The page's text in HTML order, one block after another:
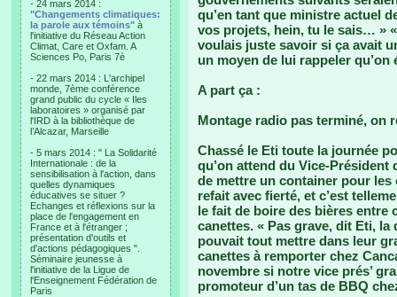
- 24 mars 2014 :
"Changements climatiques:
la parole aux témoins" à
l'initiative du Réseau Action
Climat, Care et Oxfam. A
Sciences Po, Paris 7è
- 22 mars 2014 : L'archipel
monde, 7ème conférence
grand public du cycle « Iles
laboratoires » organisé par
l'IRD à la bibliothèque de
l’Alcazar, Marseille
- 5 mars 2014 : " La Solidarité
Internationale : de la
sensibilisation à l'action, dans
quelles dynamiques
éducatives se situer ?
Echanges et réflexions sur la
place de l'engagement en
France et à l'étranger ;
présentation d'outils et
d'actions pédagogiques ".
Séminaire jeunesse à
l'initiative de la Ligue de
l'Enseignement Fédération de
Paris
qu’en tant que ministre actuel
vos projets, hein, tu le sais… »
voulais juste savoir si ça avait
un moyen de lui rappeler
A part ça :
Montage radio pas terminé, on
Chassé le Eti toute la journée
qu’on attend du Vice-Président
de mettre un container pour les
refait avec fierté, et c’est
le fait de boire des bières entre
canettes. « Pas grave, dit Eti, la
pouvait tout mettre dans leur
canettes à remporter chez
novembre si notre vice prés’
promoteur d’un tas de BBQ